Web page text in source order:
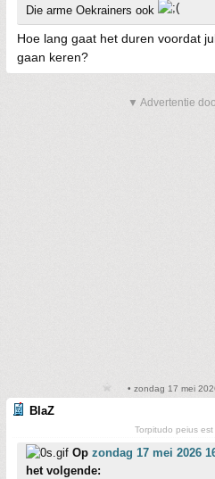
Die arme Oekrainers ook
Hoe lang gaat het duren voordat
gaan keren?
▼ Advertentie
• zondag 17 mei
BlaZ
Torpitudo peius est
Op zondag 17 mei 2026
het volgende: